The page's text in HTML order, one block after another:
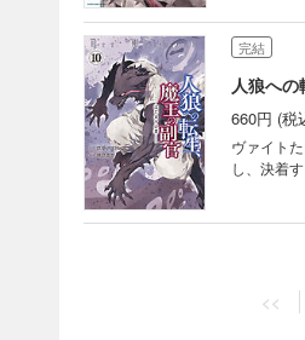
完結
人狼へ
660円 (税
ヴァイト
し、決着
人狼へ
726円 (税
<<